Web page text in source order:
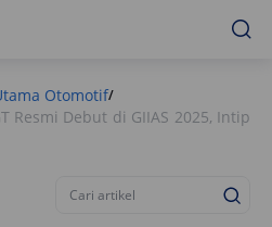
Otomotif/
Resmi Debut di GIIAS 2025, Intip